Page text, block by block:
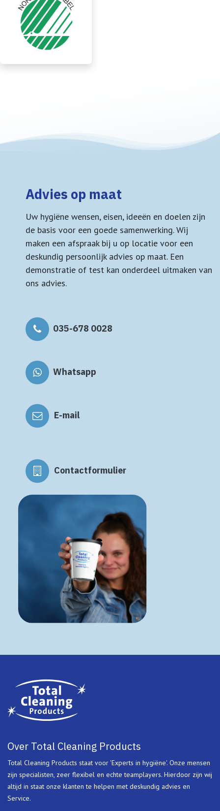
Advies op maat
Uw hygiëne wensen, eisen, ideeën en doelen zijn
de basis voor een goede samenwerking. Wij
maken een afspraak bij u op locatie voor een
deskundig persoonlijk advies op maat. Een
demonstratie of test kan onderdeel uitmaken van
ons advies.
035-678 0028
Whatsapp
E-mail
Contactformulier
Over Total Cleaning Products
Total Cleaning Products staat voor 'Experts in hygiëne'. Onze mensen
zijn specialisten, zeer flexibel en echte teamplayers. Hierdoor zijn wij
altijd in staat onze klanten te helpen met deskundig advies en
Service.